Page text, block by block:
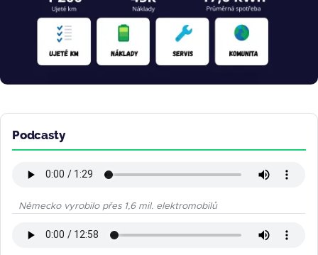
Podcasty
Německo vyrobilo přes 1,6 mil. elektromobilů